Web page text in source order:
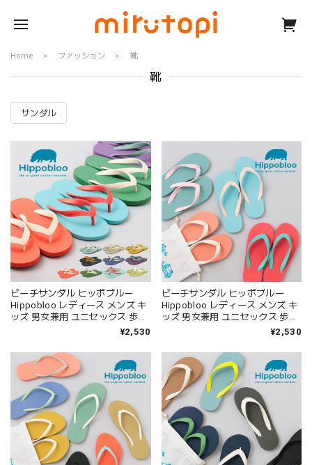
Home ファッション 靴
靴
サンダル
ビーチサンダル ヒッポブルー
Hippobloo レディース メンズ キ
ッズ 男女兼用 ユニセックス 歩き
やすい 履きやすい 痛くない サン
22-29.5cm ペア カラフル マルチ
カラー 天然ゴム 人気 海 プール
夏 アウトドア Original Hi001
¥2,530
ビーチサンダル ヒッポブルー
Hippobloo レディース メンズ キ
ッズ 男女兼用 ユニセックス 歩き
やすい 履きやすい 痛くない サン
22~25.5cm ペア カラフル マルチ
カラー 天然ゴム 人気 海 プール
夏 アウトドア Original Hi003
¥2,530